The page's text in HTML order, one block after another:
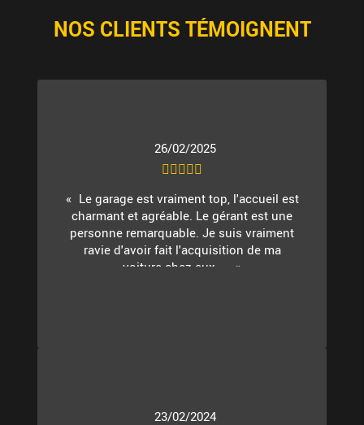
NOS CLIENTS TÉMOIGNENT
26/02/2025
Le garage est vraiment top, l'accueil est
charmant et agréable. Le gérant est une
personne remarquable. Je suis vraiment
ravie d'avoir fait l'acquisition de ma
voiture chez eux. ...
23/02/2024